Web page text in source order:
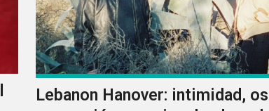
Lebanon Hanover: intimidad,